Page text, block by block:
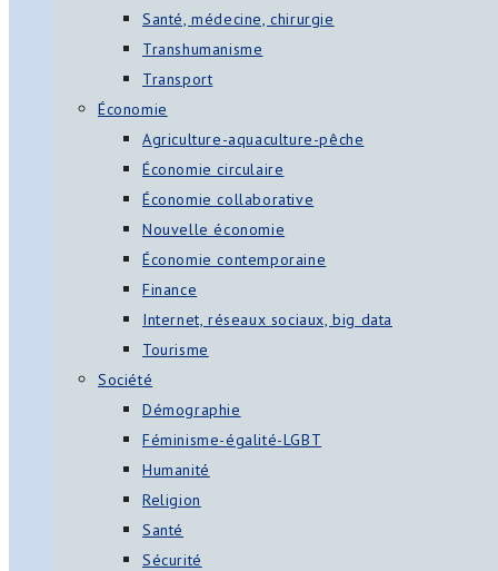
Santé, médecine, chirurgie
Transhumanisme
Transport
Économie
Agriculture-aquaculture-pêche
Économie circulaire
Économie collaborative
Nouvelle économie
Économie contemporaine
Finance
Internet, réseaux sociaux, big data
Tourisme
Société
Démographie
Féminisme-égalité-LGBT
Humanité
Religion
Santé
Sécurité